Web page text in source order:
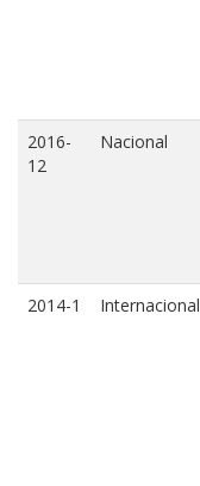
2016-
12
Nacional
2014-1 Internacional